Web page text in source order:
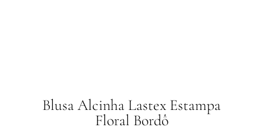
Blusa Alcinha Lastex Estampa
Floral Bordô